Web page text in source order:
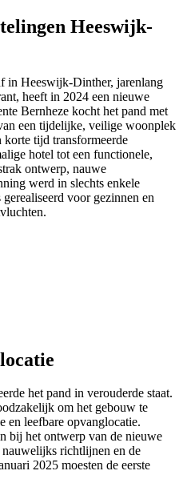
Heeswijk-
in Heeswijk-Dinther, jarenlang
heeft in 2024 een nieuwe
Bernheze kocht het pand met
een tijdelijke, veilige woonplek
tijd transformeerde
hotel tot een functionele,
ontwerp, nauwe
werd in slechts enkele
voor gezinnen en
het pand in verouderde staat.
om het gebouw te
en leefbare opvanglocatie.
bij het ontwerp van de nieuwe
richtlijnen en de
2025 moesten de eerste